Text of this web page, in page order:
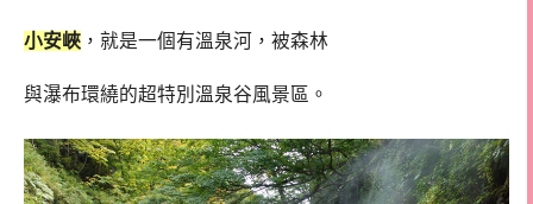
小安峽 ，就是一個有溫泉河，被森林
與瀑布環繞的超特別溫泉谷風景區。